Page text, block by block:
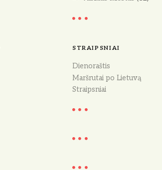
STRAIPSNIAI
Dienoraštis
Maršrutai po Lietuvą
Straipsniai